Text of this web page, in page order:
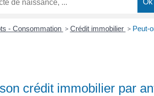
- Consommation > Crédit immobilier > Peut-
crédit immobilier par